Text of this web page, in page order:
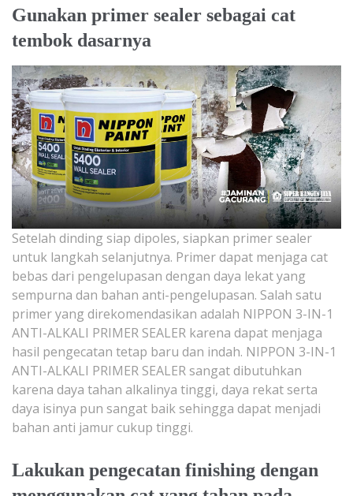
Gunakan primer sealer sebagai cat
tembok dasarnya
Setelah dinding siap dipoles, siapkan primer sealer
untuk langkah selanjutnya. Primer dapat menjaga cat
bebas dari pengelupasan dengan daya lekat yang
sempurna dan bahan anti-pengelupasan. Salah satu
primer yang direkomendasikan adalah NIPPON 3-IN-1
ANTI-ALKALI PRIMER SEALER karena dapat menjaga
hasil pengecatan tetap baru dan indah. NIPPON 3-IN-1
ANTI-ALKALI PRIMER SEALER sangat dibutuhkan
karena daya tahan alkalinya tinggi, daya rekat serta
daya isinya pun sangat baik sehingga dapat menjadi
bahan anti jamur cukup tinggi.
Lakukan pengecatan finishing dengan